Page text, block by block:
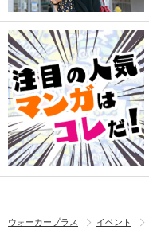
ウォーカープラス イベント